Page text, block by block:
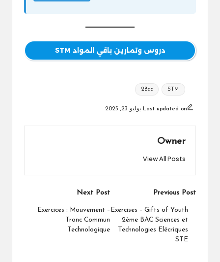
دروس وتمارين باقي المواد STM
Tags:
2Bac STM
Last updated on يوليو 23, 2025
Owner
View All Posts
Post
navigation
Previous Post
Exercises – Gifts of Youth
2ème BAC Sciences et
Technologies Elécriques
STE
Next Post
Exercices : Mouvement –
Tronc Commun
Technologique